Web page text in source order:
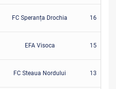
FC Speranța Drochia 16
EFA Visoca 15
FC Steaua Nordului 13